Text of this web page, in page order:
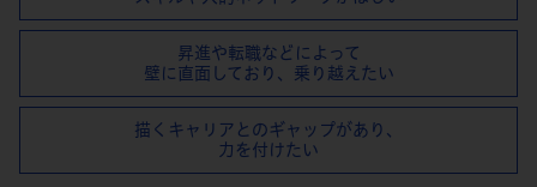
昇進や転職などによって
壁に直⾯しており、乗り越えたい
描くキャリアとのギャップがあり、
⼒を付けたい